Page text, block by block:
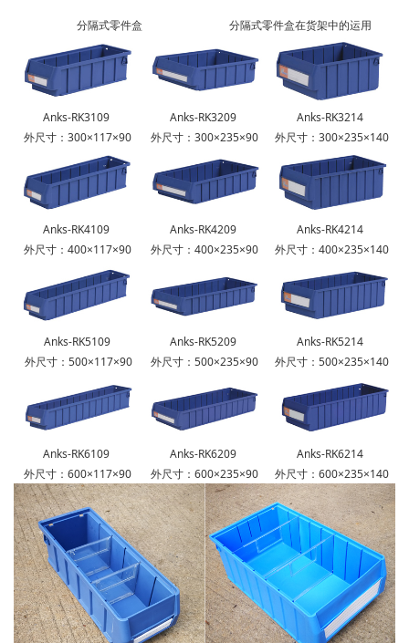
分隔式零件盒 分隔式零件盒在货架中的运用
Anks-RK3109 Anks-RK3209
Anks-RK3214
外尺寸：300×117×90
外尺寸：300×235×90 外尺寸：300×235×140
Anks-RK4109 Anks-RK4209
Anks-RK4214
外尺寸：400×117×90
外尺寸：400×235×90 外尺寸：400×235×140
Anks-RK5109 Anks-RK5209
Anks-RK5214
外尺寸：500×117×90
外尺寸：500×235×90 外尺寸：500×235×140
Anks-RK6109 Anks-RK6209
Anks-RK6214
外尺寸：600×117×90
外尺寸：600×235×90 外尺寸：600×235×140